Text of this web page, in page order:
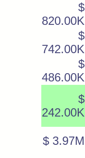
$
820.00K
$
742.00K
$
486.00K
$
242.00K
$ 3.97M